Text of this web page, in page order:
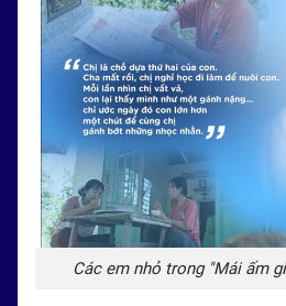
Các em nhỏ trong "Mái ấm